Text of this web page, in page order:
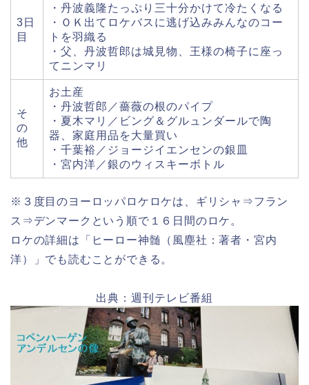
3日
目
・丹波義隆たっぷり三十分かけて冷たくなる
・ＯＫ出てロケバスに逃げ込みみんなのコー
トを羽織る
・父、丹波哲郎は城見物、王様の椅子に座っ
てニンマリ
そ
の
他
お土産
・丹波哲郎／薔薇の根のパイプ
・夏木マリ／ビング＆グルュンダールで陶
器、家庭用品を大量買い
・千葉裕／ジョージイエンセンの銀皿
・宮内洋／銀のウィスキーボトル
※３度目のヨーロッパロケロケは、ギリシャ⇒フラン
ス⇒デンマークという順で１６日間のロケ。
ロケの詳細は「ヒーロー神髄（風塵社：著者・宮内
洋）」でも読むことができる。
出典：週刊テレビ番組